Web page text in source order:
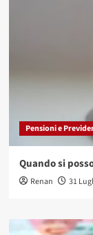
Pensioni e
Quando si
Renan 31